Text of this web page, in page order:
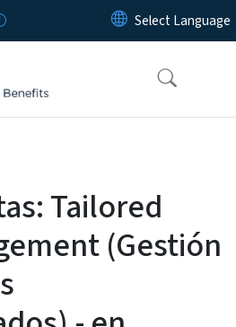
Tailored
(Gestión